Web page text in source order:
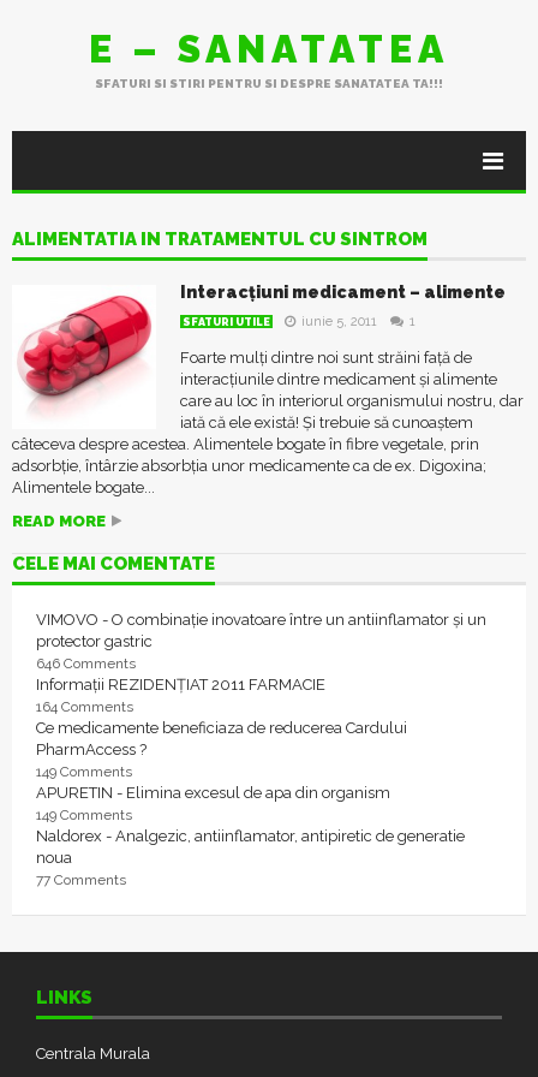
E – SANATATEA
SFATURI SI STIRI PENTRU SI DESPRE SANATATEA TA!!!
ALIMENTATIA IN TRATAMENTUL CU SINTROM
Interacțiuni medicament – alimente
SFATURI UTILE iunie 5, 2011 1
Foarte mulți dintre noi sunt străini față de
interacțiunile dintre medicament și alimente
care au loc în interiorul organismului nostru, dar
iată că ele există! Și trebuie să cunoaștem
câteceva despre acestea. Alimentele bogate în fibre vegetale, prin
adsorbție, întârzie absorbția unor medicamente ca de ex. Digoxina;
Alimentele bogate...
READ MORE
CELE MAI COMENTATE
VIMOVO - O combinație inovatoare între un antiinflamator și un
protector gastric
646 Comments
Informații REZIDENȚIAT 2011 FARMACIE
164 Comments
Ce medicamente beneficiaza de reducerea Cardului
PharmAccess ?
149 Comments
APURETIN - Elimina excesul de apa din organism
149 Comments
Naldorex - Analgezic, antiinflamator, antipiretic de generatie
noua
77 Comments
LINKS
Centrala Murala